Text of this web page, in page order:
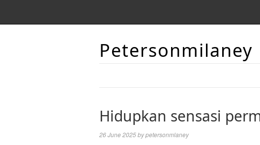
Petersonmilaney
Hidupkan sensasi
26 June 2025bypetersonmlaney